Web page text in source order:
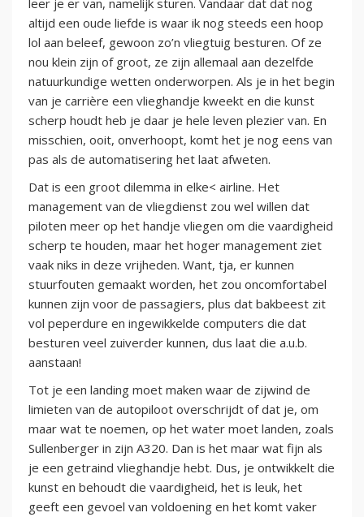
leer je er van, namelijk sturen. Vandaar dat dat nog
altijd een oude liefde is waar ik nog steeds een hoop
lol aan beleef, gewoon zo’n vliegtuig besturen. Of ze
nou klein zijn of groot, ze zijn allemaal aan dezelfde
natuurkundige wetten onderworpen. Als je in het begin
van je carrière een vlieghandje kweekt en die kunst
scherp houdt heb je daar je hele leven plezier van. En
misschien, ooit, onverhoopt, komt het je nog eens van
pas als de automatisering het laat afweten.
Dat is een groot dilemma in elke< airline. Het
management van de vliegdienst zou wel willen dat
piloten meer op het handje vliegen om die vaardigheid
scherp te houden, maar het hoger management ziet
vaak niks in deze vrijheden. Want, tja, er kunnen
stuurfouten gemaakt worden, het zou oncomfortabel
kunnen zijn voor de passagiers, plus dat bakbeest zit
vol peperdure en ingewikkelde computers die dat
besturen veel zuiverder kunnen, dus laat die a.u.b.
aanstaan!
Tot je een landing moet maken waar de zijwind de
limieten van de autopiloot overschrijdt of dat je, om
maar wat te noemen, op het water moet landen, zoals
Sullenberger in zijn A320. Dan is het maar wat fijn als
je een getraind vlieghandje hebt. Dus, je ontwikkelt die
kunst en behoudt die vaardigheid, het is leuk, het
geeft een gevoel van voldoening en het komt vaker